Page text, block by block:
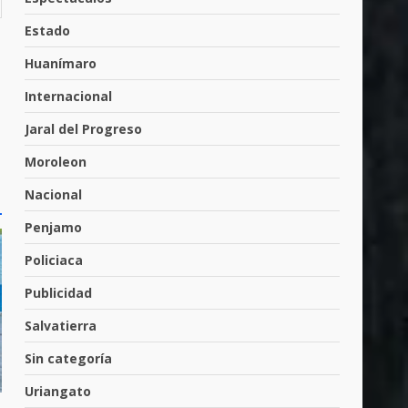
Estado
Huanímaro
Internacional
Jaral del Progreso
Moroleon
Nacional
Penjamo
Policiaca
Publicidad
Salvatierra
Sin categoría
Uriangato
4
motociclista en Yuriria
5
Valle de Santiago despide a
José Antonio Villanueva
Cárdenas, “El Puma”
6
31 de julio de 2026
7
Emboscada a policías en